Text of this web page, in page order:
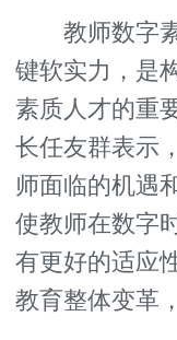
教师数字素
键软实力，是
素质人才的重
长任友群表示
师面临的机遇
使教师在数字
有更好的适应
教育整体变革